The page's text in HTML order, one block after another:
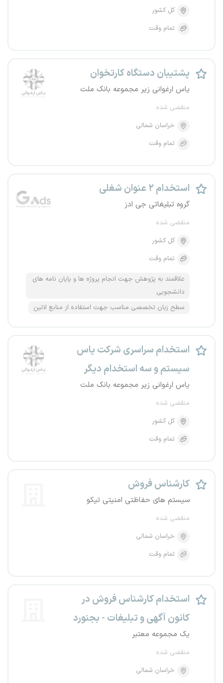
کل کشور
تمام وقت
پشتیبان دستگاه کارتخوان
یاس ارغوانی زیر مجموعه بانک ملت
منقضی شده
خراسان شمالی
تمام وقت
استخدام ۲ عنوان شغلی
گروه تبلیغاتی جی ادز
منقضی شده
کل کشور
تمام وقت
علاقمند به پژوهش جهت انجام پروژه ها و پایان نامه های
دانشجویی
سطح زبان تخصصی مناسب جهت استفاده از منابع لاتین
استخدام سراسری شرکت یاس
سیستم و سه استخدام دیگر
یاس ارغوانی زیر مجموعه بانک ملت
منقضی شده
کل کشور
تمام وقت
کارشناس فروش
سیستم های حفاظتی امنیتی تیکو
منقضی شده
خراسان شمالی
تمام وقت
استخدام کارشناس فروش در
کانون آگهی و تبلیغات - بجنورد
یک مجموعه معتبر
منقضی شده
خراسان شمالی